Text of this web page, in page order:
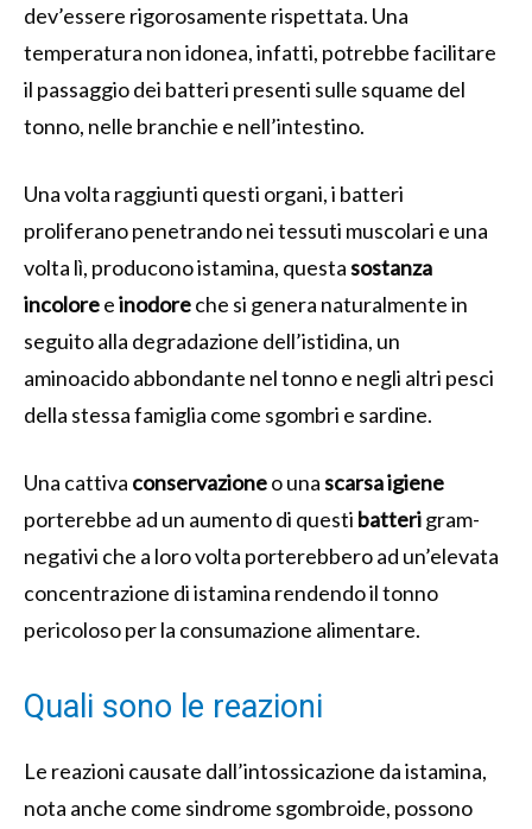
dev’essere rigorosamente rispettata. Una
temperatura non idonea, infatti, potrebbe facilitare
il passaggio dei batteri presenti sulle squame del
tonno, nelle branchie e nell’intestino.
Una volta raggiunti questi organi, i batteri
proliferano penetrando nei tessuti muscolari e una
volta lì, producono istamina, questasostanza
incoloreeinodoreche si genera naturalmente in
seguito alla degradazione dell’istidina, un
aminoacido abbondante nel tonno e negli altri pesci
della stessa famiglia come sgombri e sardine.
Una cattiva conservazioneo unascarsa igiene
porterebbe ad un aumento di questi batterigram-
negativi che a loro volta porterebbero ad un’elevata
concentrazione di istamina rendendo il tonno
pericoloso per la consumazione alimentare.
Quali sono le reazioni
Le reazioni causate dall’intossicazione da istamina,
nota anche come sindrome sgombroide, possono